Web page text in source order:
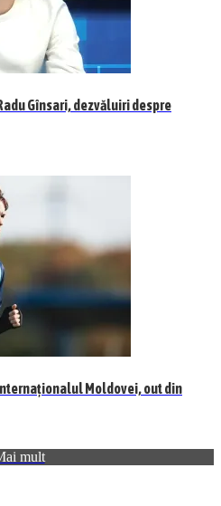
Gînsari, dezvăluiri despre
Moldovei, out din
mult